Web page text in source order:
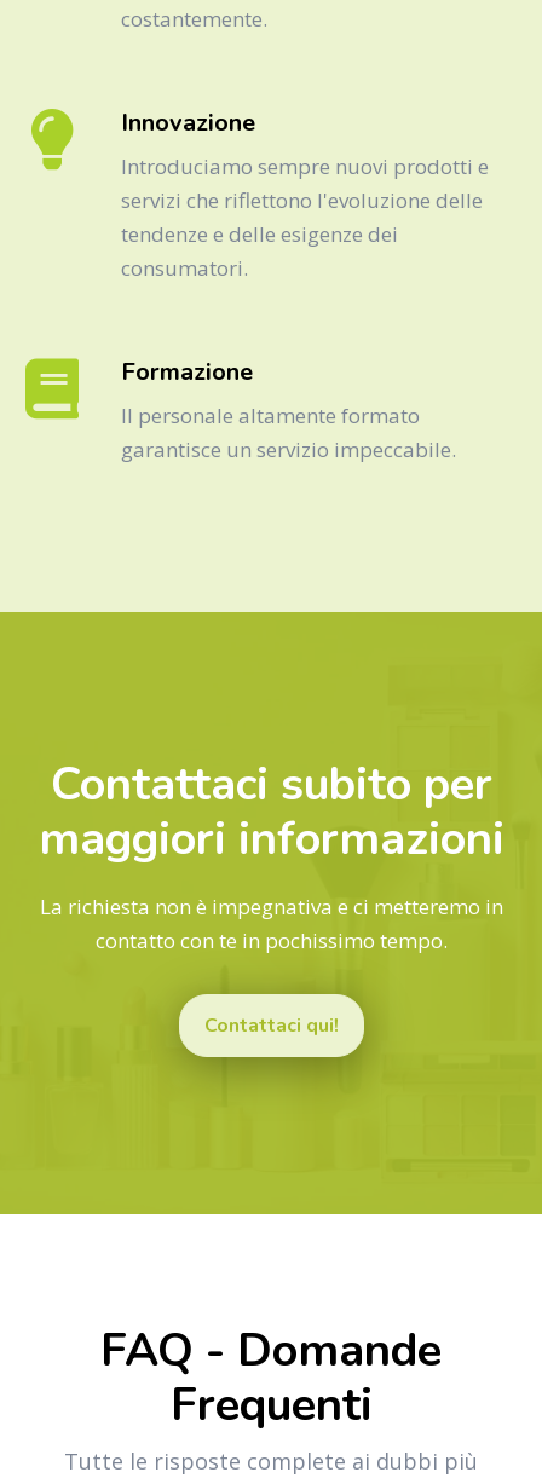
costantemente.
Innovazione
Introduciamo sempre nuovi prodotti e
servizi che riflettono l'evoluzione delle
tendenze e delle esigenze dei
consumatori.
Formazione
Il personale altamente formato
garantisce un servizio impeccabile.
Contattaci subito per
maggiori informazioni
La richiesta non è impegnativa e ci metteremo in
contatto con te in pochissimo tempo.
Contattaci qui!
FAQ - Domande
Frequenti
Tutte le risposte complete ai dubbi più